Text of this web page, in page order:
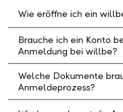
Wie eröffne ich ein
Brauche ich ein Konto
Anmeldung bei willbe?
Welche Dokumente
Anmeldeprozess?